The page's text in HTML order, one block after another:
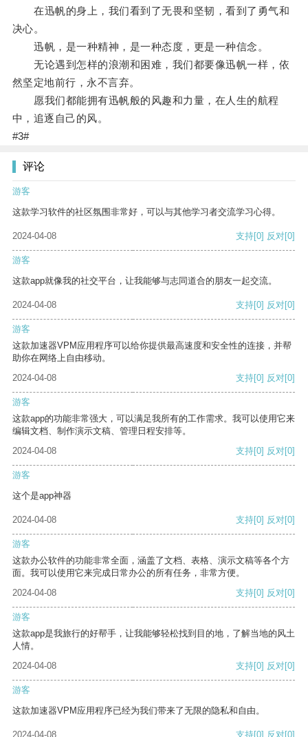
在迅帆的身上，我们看到了无畏和坚韧，看到了勇气和
决心。
迅帆，是一种精神，是一种态度，更是一种信念。
无论遇到怎样的浪潮和困难，我们都要像迅帆一样，依
然坚定地前行，永不言弃。
愿我们都能拥有迅帆般的风趣和力量，在人生的航程
中，追逐自己的风。
#3#
评论
游客
这款学习软件的社区氛围非常好，可以与其他学习者交流学习心得。
2024-04-08 支持[0] 反对[0]
游客
这款app就像我的社交平台，让我能够与志同道合的朋友一起交流。
2024-04-08 支持[0] 反对[0]
游客
这款加速器VPM应用程序可以给你提供最高速度和安全性的连接，并帮
助你在网络上自由移动。
2024-04-08
支持[0] 反对[0]
游客
这款app的功能非常强大，可以满足我所有的工作需求。我可以使用它来
编辑文档、制作演示文稿、管理日程安排等。
2024-04-08
支持[0] 反对[0]
游客
这个是app神器
2024-04-08 支持[0] 反对[0]
游客
这款办公软件的功能非常全面，涵盖了文档、表格、演示文稿等各个方
面。我可以使用它来完成日常办公的所有任务，非常方便。
2024-04-08
支持[0] 反对[0]
游客
这款app是我旅行的好帮手，让我能够轻松找到目的地，了解当地的风土
人情。
2024-04-08
支持[0] 反对[0]
游客
这款加速器VPM应用程序已经为我们带来了无限的隐私和自由。
2024-04-08 支持[0] 反对[0]